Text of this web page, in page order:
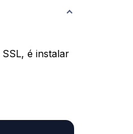
é instalar